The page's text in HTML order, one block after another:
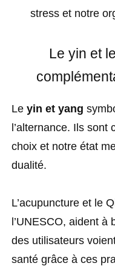
stress et notre
Le yin et
Le yin et yang
l’alternance. Ils sont
choix et notre état
dualité.
L’acupuncture et le
l’UNESCO, aident à
des utilisateurs
santé grâce à ces